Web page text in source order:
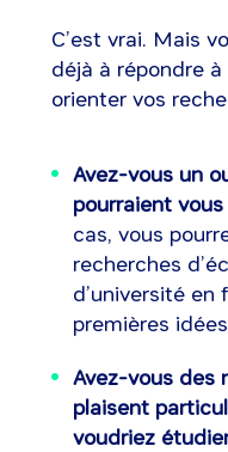
C’est vrai. Mais
déjà à répondre
orienter vos
Avez-vous un
pourraient
cas, vous
recherches
d’université en
premières
Avez-vous des
plaisent
voudriez